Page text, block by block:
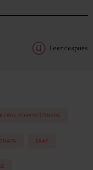
Leer después
EAAF